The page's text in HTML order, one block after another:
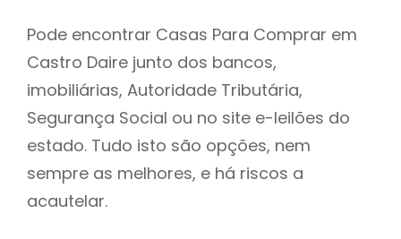
Pode encontrar Casas Para Comprar em
Castro Daire junto dos bancos,
imobiliárias, Autoridade Tributária,
Segurança Social ou no site e-leilões do
estado. Tudo isto são opções, nem
sempre as melhores, e há riscos a
acautelar.